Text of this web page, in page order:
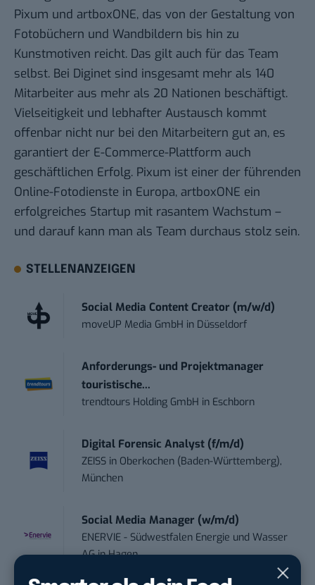
Pixum und artboxONE, das von der Gestaltung von
Fotobüchern und Wandbildern bis hin zu
Kunstmotiven reicht. Das gilt auch für das Team
selbst. Bei Diginet sind insgesamt mehr als 140
Mitarbeiter aus mehr als 20 Nationen beschäftigt.
Vielseitigkeit und lebhafter Austausch kommt
offenbar nicht nur bei den Mitarbeitern gut an, es
garantiert der E-Commerce-Plattform auch
geschäftlichen Erfolg. Pixum ist einer der führenden
Online-Fotodienste in Europa, artboxONE ein
erfolgreiches Startup mit rasantem Wachstum –
und darauf kann man als Team durchaus stolz sein.
STELLENANZEIGEN
Social Media Content Creator (m/w/d)
moveUP Media GmbH in Düsseldorf
Anforderungs- und Projektmanager
touristische...
trendtours Holding GmbH in Eschborn
Digital Forensic Analyst (f/m/d)
ZEISS in Oberkochen (Baden-Württemberg),
München
Social Media Manager (w/m/d)
ENERVIE - Südwestfalen Energie und Wasser
AGinHagen